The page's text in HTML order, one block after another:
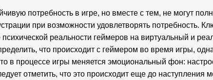
потребность в игре, но вместе с тем, не могут
при возможности удовлетворять потребность.
психической реальности геймеров на виртуальный и
что происходит с геймером во время игры,
в процессе игры меняется эмоциональный фон:
отметить, что это происходит еще до наступления